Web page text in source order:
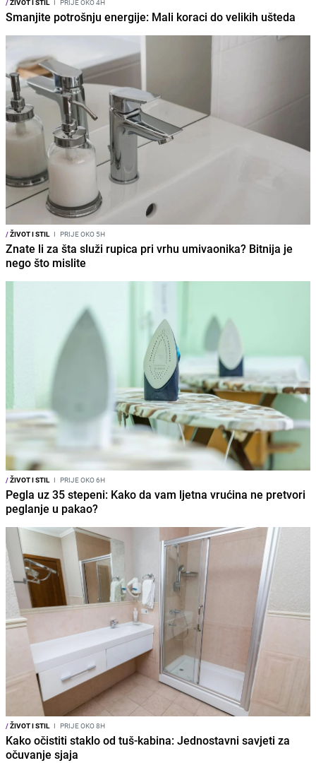
/ŽIVOT I STIL I PRIJE OKO 4H
Smanjite potrošnju energije: Mali koraci do velikih ušteda
/ŽIVOT I STIL I PRIJE OKO 5H
Znate li za šta služi rupica pri vrhu umivaonika? Bitnija je
nego što mislite
/ŽIVOT I STIL I PRIJE OKO 6H
Pegla uz 35 stepeni: Kako da vam ljetna vrućina ne pretvori
peglanje u pakao?
/ŽIVOT I STIL I PRIJE OKO 8H
Kako očistiti staklo od tuš-kabina: Jednostavni savjeti za
očuvanje sjaja